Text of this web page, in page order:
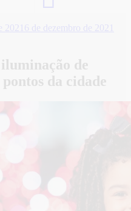
2021 6 de dezembro de 2021
de
da cidade